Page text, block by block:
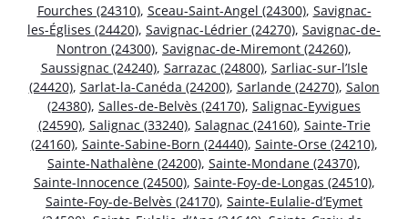
Fourches (24310), Sceau-Saint-Angel (24300), Savignac-
les-Églises (24420), Savignac-Lédrier (24270), Savignac-de-
Nontron (24300), Savignac-de-Miremont (24260),
Saussignac (24240), Sarrazac (24800), Sarliac-sur-l’Isle
(24420), Sarlat-la-Canéda (24200), Sarlande (24270), Salon
(24380), Salles-de-Belvès (24170), Salignac-Eyvigues
(24590), Salignac (33240), Salagnac (24160), Sainte-Trie
(24160), Sainte-Sabine-Born (24440), Sainte-Orse (24210),
Sainte-Nathalène (24200), Sainte-Mondane (24370),
Sainte-Innocence (24500), Sainte-Foy-de-Longas (24510),
Sainte-Foy-de-Belvès (24170), Sainte-Eulalie-d’Eymet